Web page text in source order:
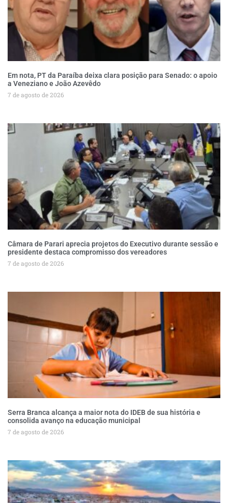
Em nota, PT da Paraíba deixa clara posição para Senado: o apoio
a Veneziano e João Azevêdo
7 de agosto de 2026
Câmara de Parari aprecia projetos do Executivo durante sessão e
presidente destaca compromisso dos vereadores
7 de agosto de 2026
Serra Branca alcança a maior nota do IDEB de sua história e
consolida avanço na educação municipal
7 de agosto de 2026